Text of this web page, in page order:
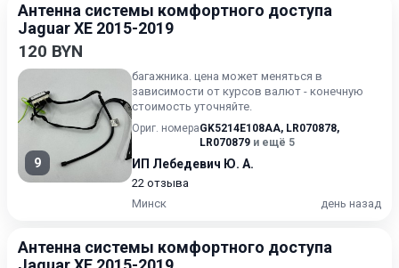
Антенна системы комфортного доступа
Jaguar XE 2015-2019
120 BYN
9
багажника. цена может меняться в
зависимости от курсов валют - конечную
стоимость уточняйте.
Ориг. номераGK5214E108AA, LR070878,
LR070879 и ещё 5
ИП Лебедевич Ю. А.
22 отзыва
Минск
день назад
Антенна системы комфортного доступа